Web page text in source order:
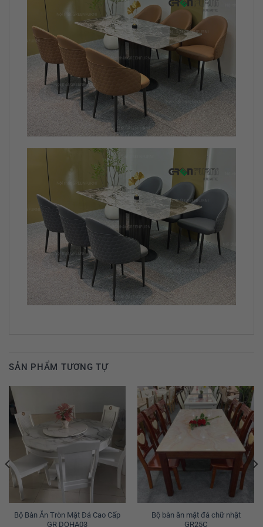
SẢN PHẨM TƯƠNG TỰ
Bộ Bàn Ăn Tròn Mặt Đá Cao Cấp
GR DOHA03
Bộ bàn ăn mặt đá chữ nhật
GR25C